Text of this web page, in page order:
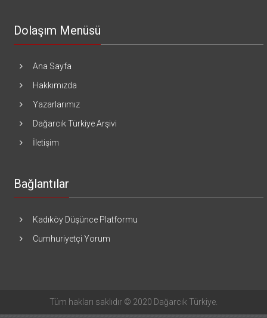
Dolaşım Menüsü
Ana Sayfa
Hakkımızda
Yazarlarımız
Dağarcık Türkiye Arşivi
İletişim
Bağlantılar
Kadıköy Düşünce Platformu
Cumhuriyetçi Yorum
Tüm hakları saklıdır © 2020 Dağarcık Türkiye.